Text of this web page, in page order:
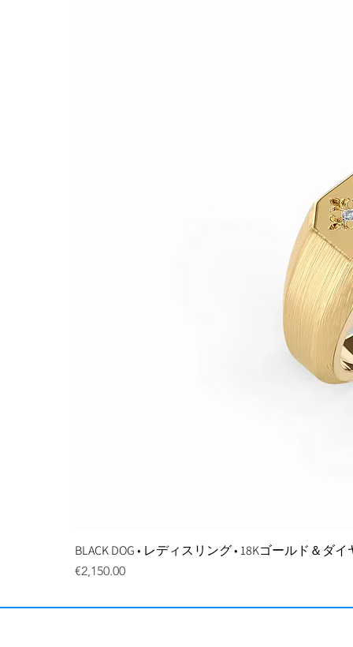
BLACK DOG • レディスリング • 18Kゴールド＆ダ
価格
€2,150.00